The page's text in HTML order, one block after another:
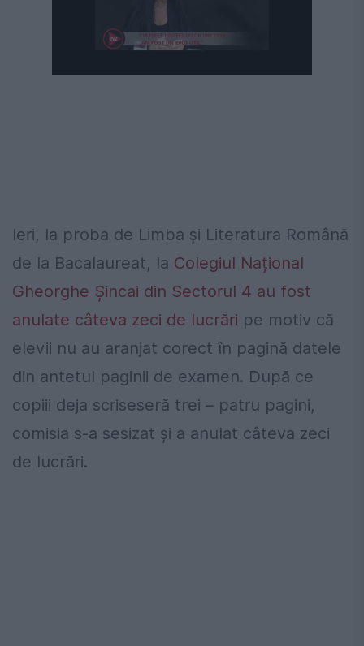
Ieri, la proba de Limba și Literatura Română
de la Bacalaureat, la Colegiul Național
Gheorghe Șincai din Sectorul 4 au fost
anulate câteva zeci de lucrări pe motiv că
elevii nu au aranjat corect în pagină datele
din antetul paginii de examen. După ce
copiii deja scriseseră trei – patru pagini,
comisia s-a sesizat și a anulat câteva zeci
de lucrări.